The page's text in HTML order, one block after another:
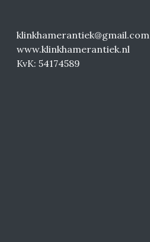
klinkhamerantiek@gmail.com
www.klinkhamerantiek.nl
KvK: 54174589